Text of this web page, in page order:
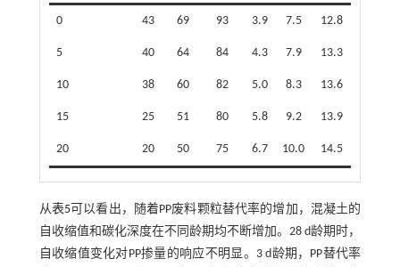
0 43 69 93 3.9 7.5 12.8
5 40 64 84 4.3 7.9 13.3
10 38 60 82 5.0 8.3 13.6
15 25 51 80 5.8 9.2 13.9
20 20 50 75 6.7 10.0 14.5
从表5可以看出，随着PP废料颗粒替代率的增加，混凝土的
自收缩值和碳化深度在不同龄期均不断增加。28 d龄期时，
自收缩值变化对PP掺量的响应不明显。3 d龄期，PP替代率